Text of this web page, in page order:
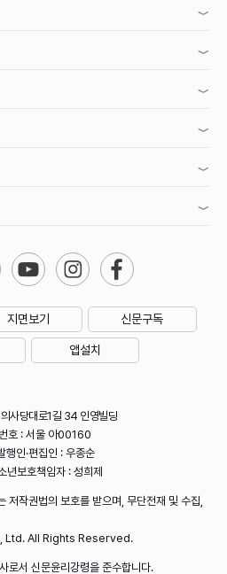
지면보기 신문구독
앱설치
사당대로1길 34 인영빌딩
호 : 서울 아00160
인·편집인 : 우종순
보호책임자 : 성희제
저작권법의 보호를 받으며, 무단전재 및 수집,
Ltd. All Rights Reserved.
로서 신문윤리강령을 준수합니다.